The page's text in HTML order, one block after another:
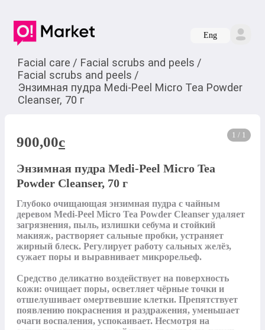
Eng
Facial care / Facial scrubs and peels /
Facial scrubs and peels /
Энзимная пудра Medi-Peel Micro Tea Powder
Cleanser, 70 г
1 / 1
900,00c
Энзимная пудра Medi-Peel Micro Tea
Powder Cleanser, 70 г
Глубоко очищающая энзимная пудра с чайным
деревом Medi-Peel Micro Tea Powder Cleanser удаляет
загрязнения, пыль, излишки себума и стойкий
макияж, растворяет сальные пробки, устраняет
жирный блеск. Регулирует работу сальных желёз,
сужает поры и выравнивает микрорельеф.
Средство деликатно воздействует на поверхность
кожи: очищает поры, осветляет чёрные точки и
отшелушивает омертвевшие клетки. Препятствует
появлению покраснения и раздражения, уменьшает
очаги воспаления, успокаивает. Несмотря на